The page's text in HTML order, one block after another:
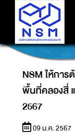
NSM ให้กา
พื้นที่คลองสี่
NSM ให้การ
พื้นที่คลองสี่ แ
2567
09 ม.ค. 2567